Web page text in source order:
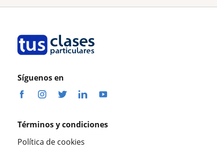
Síguenos en
Términos y condiciones
Política de cookies